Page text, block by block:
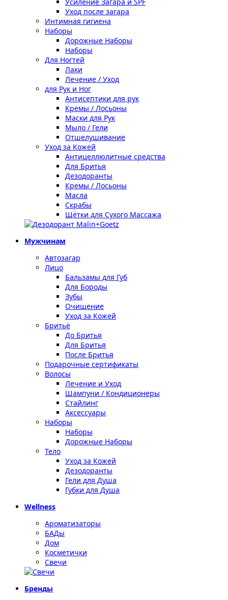
Уход после загара
Интимная гигиена
Наборы
Дорожные Наборы
Наборы
Для Ногтей
Лаки
Лечение / Уход
для Рук и Ног
Антисептики для рук
Кремы / Лосьоны
Маски для Рук
Мыло / Гели
Отшелушивание
Уход за Кожей
Антицеллюлитные средства
Для Бритья
Дезодоранты
Кремы / Лосьоны
Масла
Скрабы
Щётки для Сухого Массажа
Мужчинам
Автозагар
Лицо
Бальзамы для Губ
Для Бороды
Зубы
Очищение
Уход за Кожей
Бритьё
До Бритья
Для Бритья
После Бритья
Подарочные сертификаты
Волосы
Лечение и Уход
Шампуни / Кондиционеры
Стайлинг
Аксессуары
Наборы
Наборы
Дорожные Наборы
Тело
Уход за Кожей
Дезодоранты
Гели для Душа
Губки для Душа
Wellness
Ароматизаторы
БАДы
Дом
Косметички
Свечи
Бренды